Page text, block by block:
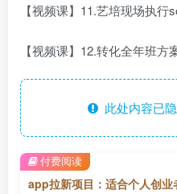
【视频课】11.艺培现场执行
【视频课】12.转化全年班方
此处内容已
付费阅读